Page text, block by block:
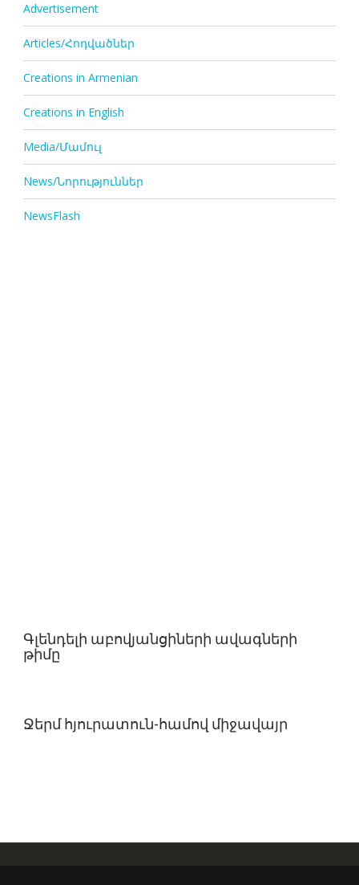
Advertisement
Articles/Հոդվածներ
Creations in Armenian
Creations in English
Media/Մամուլ
News/Նորություններ
NewsFlash
Գլենդելի աբովյանցիների ավագների
թիմը
Ջերմ հյուրատուն-համով միջավայր